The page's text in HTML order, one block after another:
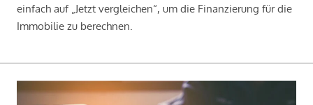
einfach auf „Jetzt vergleichen“, um die Finanzierung für die
Immobilie zu berechnen.